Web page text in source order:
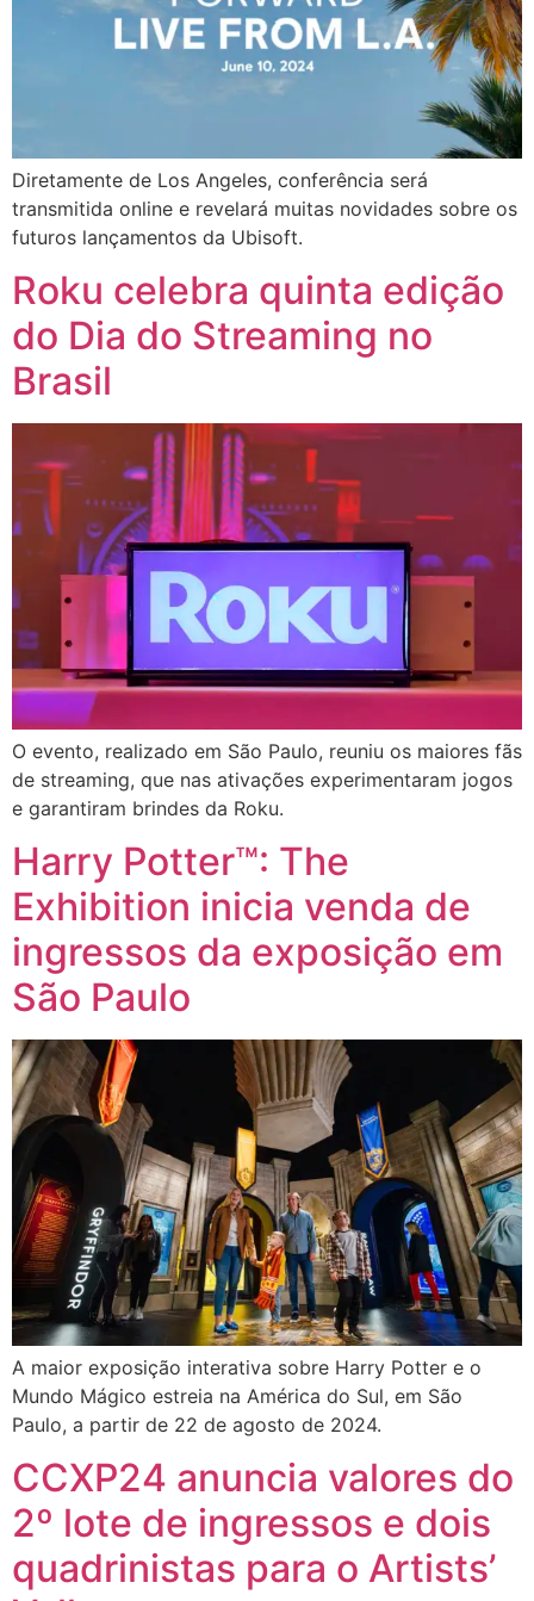
Diretamente de Los Angeles, conferência será
transmitida online e revelará muitas novidades sobre os
futuros lançamentos da Ubisoft.
Roku celebra quinta edição
do Dia do Streaming no
Brasil
O evento, realizado em São Paulo, reuniu os maiores fãs
de streaming, que nas ativações experimentaram jogos
e garantiram brindes da Roku.
Harry Potter™: The
Exhibition inicia venda de
ingressos da exposição em
São Paulo
A maior exposição interativa sobre Harry Potter e o
Mundo Mágico estreia na América do Sul, em São
Paulo, a partir de 22 de agosto de 2024.
CCXP24 anuncia valores do
2º lote de ingressos e dois
quadrinistas para o Artists’